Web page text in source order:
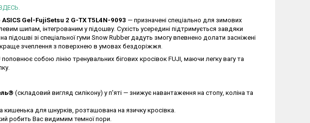
ASICS Gel-FujiSetsu 2 G-TX T5L4N-9093 — призначені спеціально для зимових
шипам, інтегрованим у підошву. Сухість усередині підтримується завдяки
підошві зі спеціальної гуми Snow Rubber дадуть змогу впевнено долати засніжені
зчеплення з поверхнею в умовах бездоріжжя.
поповнює собою лінію тренувальних бігових кросівок FUJI, маючи легку вагу та
(складовий вигляд силікону) у п'яті — знижує навантаження на стопу, коліна та
кишенька для шнурків, розташована на язичку кросівка.
робить Вас видимим темної пори.